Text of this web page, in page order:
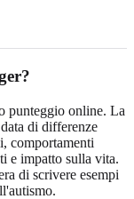
punteggio online. La
di differenze
comportamenti
e impatto sulla vita.
di scrivere esempi